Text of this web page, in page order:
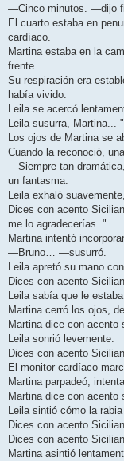
—Cinco minutos. —dijo
El cuarto estaba en
cardíaco.
Martina estaba en la
frente.
Su respiración era
había vivido.
Leila se acercó
Leila susurra, Martina... "
Los ojos de Martina se
Cuando la reconoció,
—Siempre tan
un fantasma.
Leila exhaló
Dices con acento
me lo agradecerías. "
Martina intentó
—Bruno… —susurró.
Leila apretó su mano
Dices con acento
Leila sabía que le
Martina cerró los ojos,
Martina dice con
Leila sonrió levemente.
Dices con acento
El monitor cardíaco
Martina parpadeó,
Martina dice con
Leila sintió cómo la
Dices con acento
Dices con acento
Martina asintió